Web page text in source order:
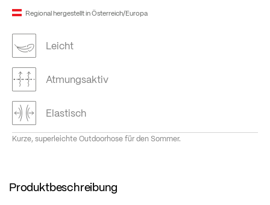
Regional hergestellt in Österreich/Europa
Leicht
Atmungsaktiv
Elastisch
Kurze, superleichte Outdoorhose für den Sommer.
Produktbeschreibung